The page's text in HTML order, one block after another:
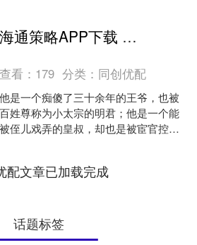
海通策略APP下载 装傻30余年，被太监当成痴呆扶上皇位，一道圣旨让宦官后悔不已
查看： 179 分类： 同创优配
他是一个痴傻了三十余年的王爷，也被
百姓尊称为小太宗的明君；他是一个能
被侄儿戏弄的皇叔，却也是被宦官控制
配文章已加载完成
话题标签